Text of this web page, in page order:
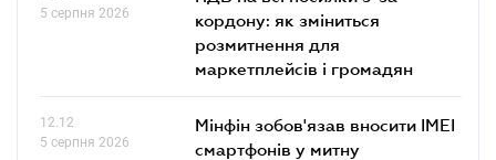
5 серпня 2026
кордону: як зміниться
розмитнення для
маркетплейсів і громадян
12.12
5 серпня 2026
Мінфін зобов'язав вносити IMEI
смартфонів у митну